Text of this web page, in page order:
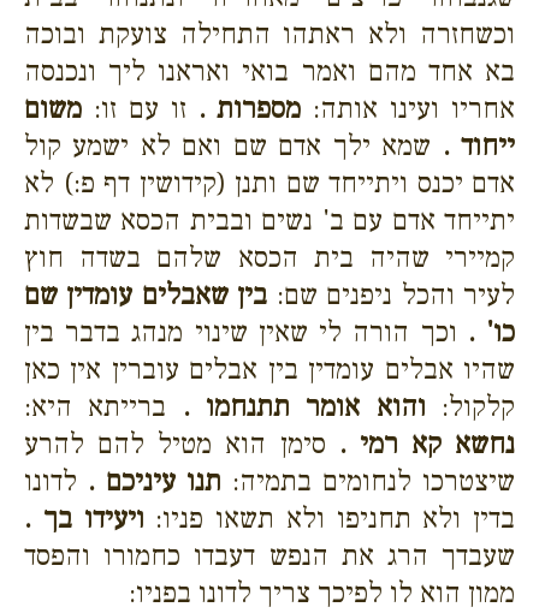
וכשחזרה ולא ראתהו התחילה צועקת ובוכה
בא אחד מהם ואמר בואי ואראנו ליך ונכנסה
אחריו ועינו אותה: מספרות . זו עם זו: משום
ייחוד . שמא ילך אדם שם ואם לא ישמע קול
אדם יכנס ויתייחד שם ותנן (קידושין דף פ:) לא
יתייחד אדם עם ב' נשים ובבית הכסא שבשדות
קמיירי שהיה בית הכסא שלהם בשדה חוץ
לעיר והכל ניפנים שם: בין שאבלים עומדין שם
כו' . וכך הורה לי שאין שינוי מנהג בדבר בין
שהיו אבלים עומדין בין אבלים עוברין אין כאן
קלקול: והוא אומר תתנחמו . ברייתא היא:
נחשא קא רמי . סימן הוא מטיל להם להרע
שיצטרכו לנחומים בתמיה: תנו עיניכם . לדונו
בדין ולא תחניפו ולא תשאו פניו: ויעידו בך .
שעבדך הרג את הנפש דעבדו כחמורו והפסד
ממון הוא לו לפיכך צריך לדונו בפניו: